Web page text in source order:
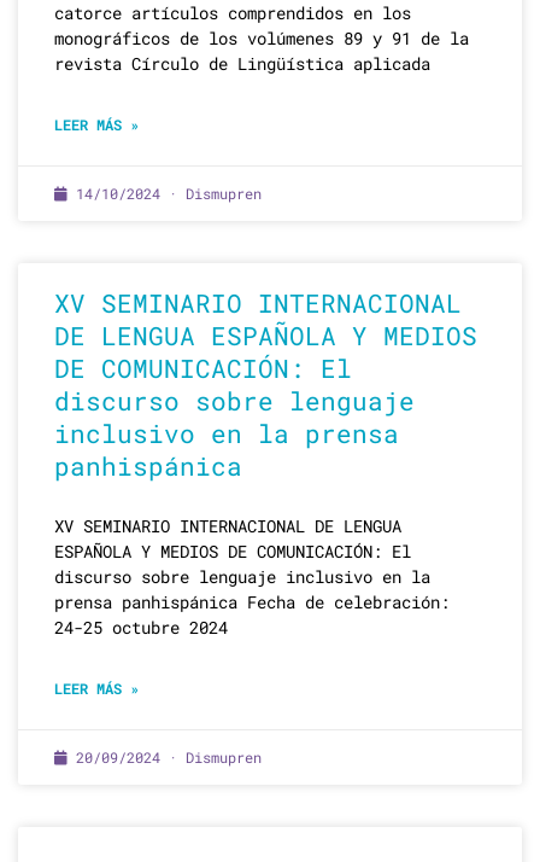
catorce artículos comprendidos en los
monográficos de los volúmenes 89 y 91 de la
revista Círculo de Lingüística aplicada
LEER MÁS »
14/10/2024 · Dismupren
XV SEMINARIO INTERNACIONAL
DE LENGUA ESPAÑOLA Y MEDIOS
DE COMUNICACIÓN: El
discurso sobre lenguaje
inclusivo en la prensa
panhispánica
XV SEMINARIO INTERNACIONAL DE LENGUA
ESPAÑOLA Y MEDIOS DE COMUNICACIÓN: El
discurso sobre lenguaje inclusivo en la
prensa panhispánica Fecha de celebración:
24-25 octubre 2024
LEER MÁS »
20/09/2024 · Dismupren